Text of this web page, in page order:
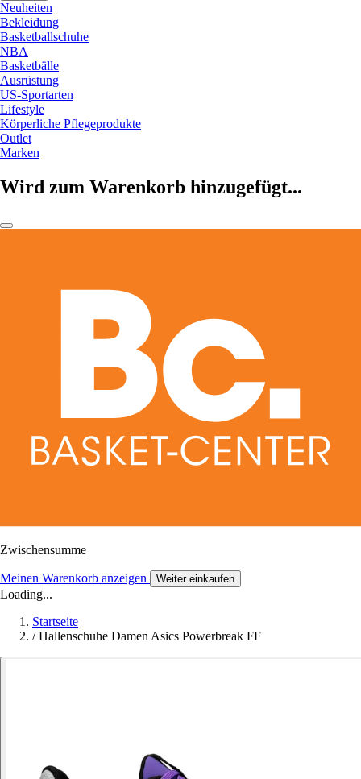
Neuheiten
Bekleidung
Basketballschuhe
NBA
Basketbälle
Ausrüstung
US-Sportarten
Lifestyle
Körperliche Pflegeprodukte
Outlet
Marken
Wird zum Warenkorb hinzugefügt...
Zwischensumme
Meinen Warenkorb anzeigen Weiter einkaufen
Loading...
Startseite
/ Hallenschuhe Damen Asics Powerbreak FF